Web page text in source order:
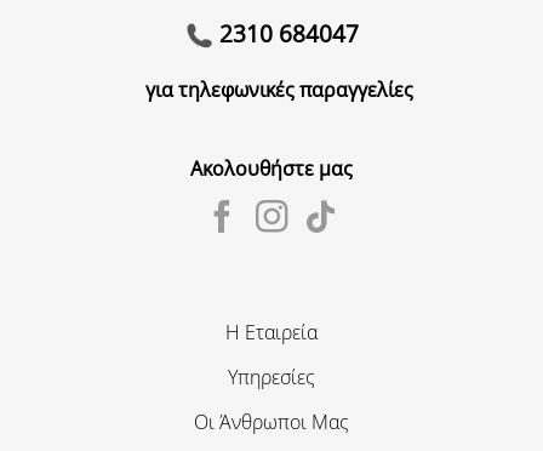
2310 684047
για τηλεφωνικές παραγγελίες
Ακολουθήστε μας
Η Εταιρεία
Υπηρεσίες
Οι Άνθρωποι Μας